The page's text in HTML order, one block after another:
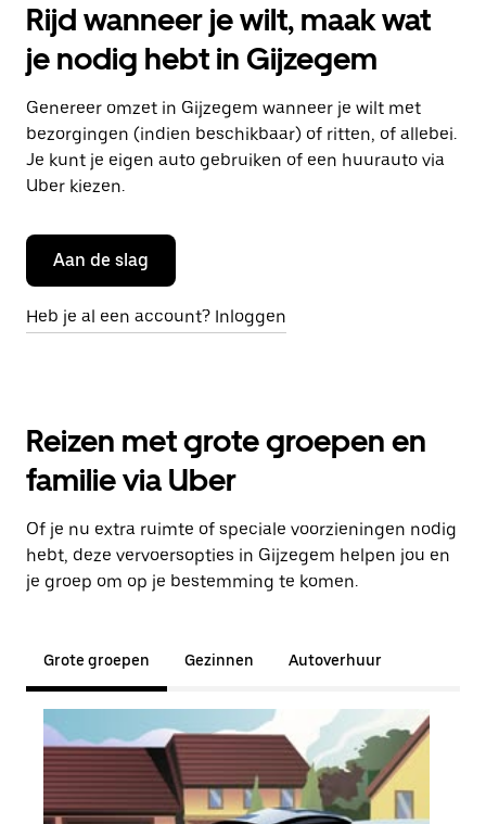
Rijd wanneer je wilt, maak wat
je nodig hebt in Gijzegem
Genereer omzet in Gijzegem wanneer je wilt met
bezorgingen (indien beschikbaar) of ritten, of allebei.
Je kunt je eigen auto gebruiken of een huurauto via
Uber kiezen.
Aan de slag
Heb je al een account? Inloggen
Reizen met grote groepen en
familie via Uber
Of je nu extra ruimte of speciale voorzieningen nodig
hebt, deze vervoersopties in Gijzegem helpen jou en
je groep om op je bestemming te komen.
Grote groepen Gezinnen Autoverhuur